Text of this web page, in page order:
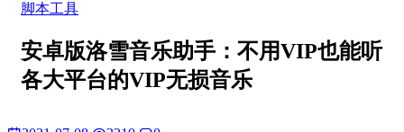
脚本工具
安卓版洛雪音乐助手：不用VIP也能听
各大平台的VIP无损音乐